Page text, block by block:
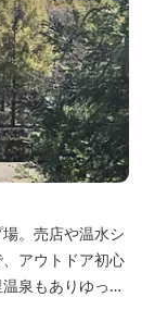
。売店や温水シ
アウトドア初心
泉もありゆっく